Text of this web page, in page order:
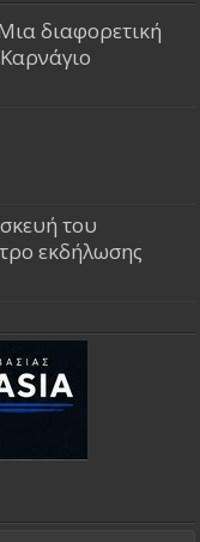
διαφορετική
του
εκδήλωσης